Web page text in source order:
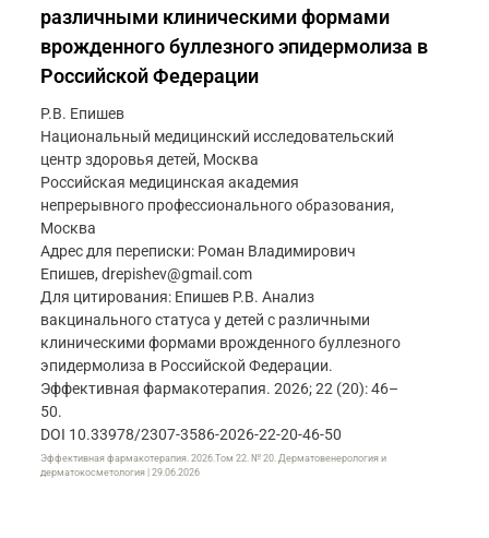
различными клиническими формами
врожденного буллезного эпидермолиза в
Российской Федерации
Р.В. Епишев
Национальный медицинский исследовательский
центр здоровья детей, Москва
Российская медицинская академия
непрерывного профессионального образования,
Москва
Адрес для переписки: Роман Владимирович
Епишев, drepishev@gmail.com
Для цитирования: Епишев Р.В. Анализ
вакцинального статуса у детей с различными
клиническими формами врожденного буллезного
эпидермолиза в Российской Федерации.
Эффективная фармакотерапия. 2026; 22 (20): 46–
50.
DOI 10.33978/2307-3586-2026-22-20-46-50
Эффективная фармакотерапия. 2026.Том 22. № 20. Дерматовенерология и
дерматокосметология | 29.06.2026